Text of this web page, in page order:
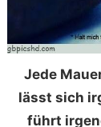
Jede
lässt sich
führt